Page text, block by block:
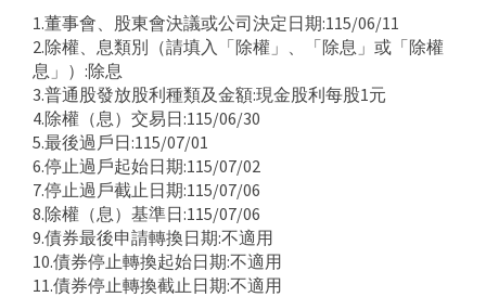
1.董事會、股東會決議或公司決定日期:115/06/11
2.除權、息類別（請填入「除權」、「除息」或「除權
息」）:除息
3.普通股發放股利種類及金額:現金股利每股1元
4.除權（息）交易日:115/06/30
5.最後過戶日:115/07/01
6.停止過戶起始日期:115/07/02
7.停止過戶截止日期:115/07/06
8.除權（息）基準日:115/07/06
9.債券最後申請轉換日期:不適用
10.債券停止轉換起始日期:不適用
11.債券停止轉換截止日期:不適用